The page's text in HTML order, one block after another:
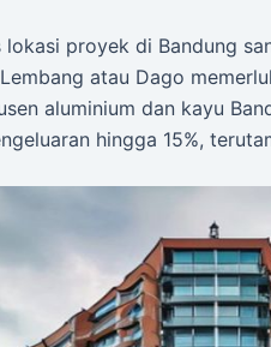
lokasi proyek di Bandung
atau Dago
aluminium dan kayu
hingga 15%,